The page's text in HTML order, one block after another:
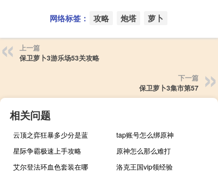
网络标签： 攻略 炮塔 萝卜
上一篇
保卫萝卜3游乐场53关攻略
下一篇
保卫萝卜3集市第57
相关问题
云顶之弈狂暴多少分是蓝
tap账号怎么绑原神
星际争霸极速上手攻略
原神怎么那么难打
艾尔登法环血色套装在哪
洛克王国vip领经验